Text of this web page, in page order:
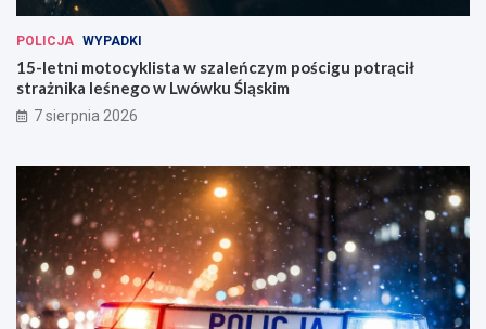
POLICJA WYPADKI
15-letni motocyklista w szaleńczym pościgu potrącił
strażnika leśnego w Lwówku Śląskim
7 sierpnia 2026